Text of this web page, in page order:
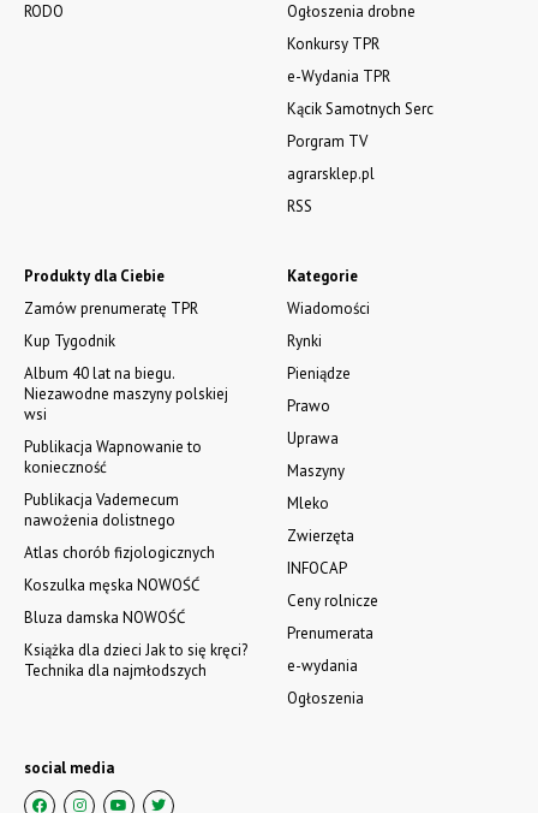
RODO
Kategorie
Wiadomości
Rynki
Pieniądze
Prawo
Uprawa
Maszyny
Mleko
Zwierzęta
INFOCAP
Ceny rolnicze
Prenumerata
e-wydania
Ogłoszenia
Produkty dla Ciebie
Zamów prenumeratę TPR
Kup Tygodnik
Album 40 lat na biegu.
Niezawodne maszyny polskiej
wsi
Publikacja Wapnowanie to
konieczność
Publikacja Vademecum
nawożenia dolistnego
Atlas chorób fizjologicznych
Koszulka męska NOWOŚĆ
Bluza damska NOWOŚĆ
Książka dla dzieci Jak to się kręci?
Technika dla najmłodszych
Ogłoszenia drobne
Konkursy TPR
e-Wydania TPR
Kącik Samotnych Serc
Porgram TV
agrarsklep.pl
RSS
social media